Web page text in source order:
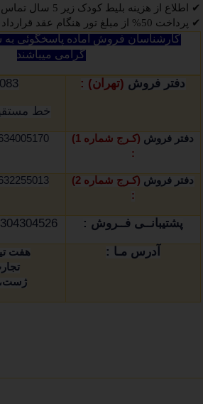
✔
اطلاع از هزینه بلیط کودک زیر 5 سال تماس حاصل فرمایید
✔ پرداخت 50% از مبلغ تور هنگام عقد قرارداد الزامی میباشد
کارشناسان فروش آماده پاسخگوئی به
گرامی میباشند
دفتر فروش (تهران) :
خط مستقیم
دفتر فروش
(کـرج شماره 1)
:
02634005160
دفتر فروش
(کـرج شماره 2)
:
02632255012
پشتیبانــی فــروش :
09352189797
آدرس مـا :
هفت